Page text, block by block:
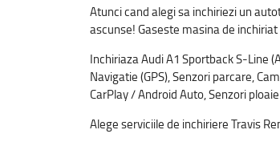
Atunci cand alegi sa inchiriezi un
ascunse! Gaseste masina de
Inchiriaza Audi A1 Sportback S-Line
Navigatie (GPS), Senzori parcare,
CarPlay / Android Auto, Senzori
Alege serviciile de inchiriere Travis